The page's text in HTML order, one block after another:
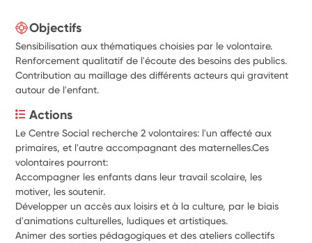
Objectifs
Sensibilisation aux thématiques choisies par le volontaire.
Renforcement qualitatif de l'écoute des besoins des publics.
Contribution au maillage des différents acteurs qui gravitent
autour de l'enfant.
Actions
Le Centre Social recherche 2 volontaires: l'un affecté aux
primaires, et l'autre accompagnant des maternelles.Ces
volontaires pourront:
Accompagner les enfants dans leur travail scolaire, les
Développer un accès aux loisirs et à la culture, par le biais
d'animations culturelles, ludiques et artistiques.
Animer des sorties pédagogiques et des ateliers collectifs